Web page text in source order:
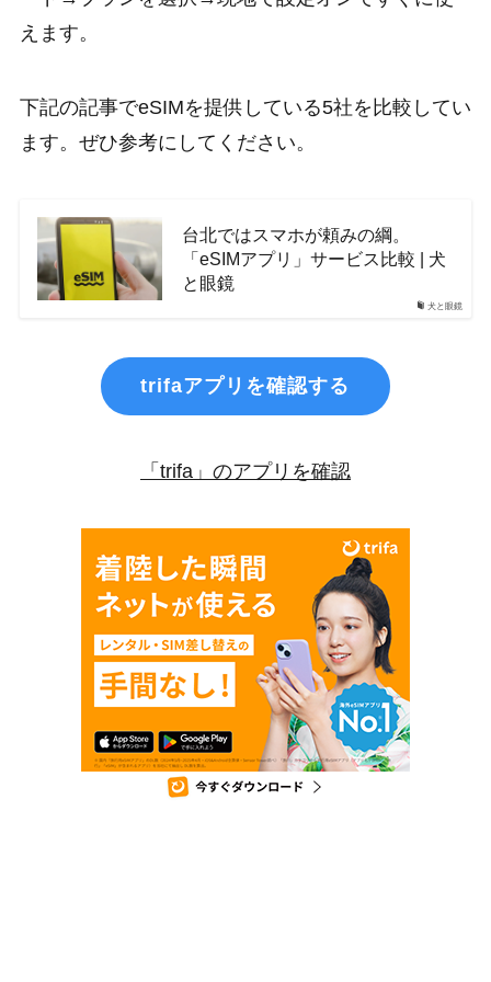
えます。
下記の記事でeSIMを提供している5社を比較してい
ます。ぜひ参考にしてください。
犬と眼鏡
台北ではスマホが頼みの綱。
「eSIMアプリ」サービス比較 | 犬
と眼鏡
trifaアプリを確認する
「trifa」のアプリを確認